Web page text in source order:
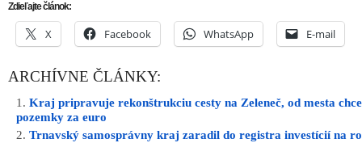
Zdieľajte článok:
X Facebook WhatsApp E-mail
ARCHÍVNE ČLÁNKY:
Kraj pripravuje rekonštrukciu cesty na Zeleneč, od mesta
pozemky za euro
Trnavský samosprávny kraj zaradil do registra investícií na